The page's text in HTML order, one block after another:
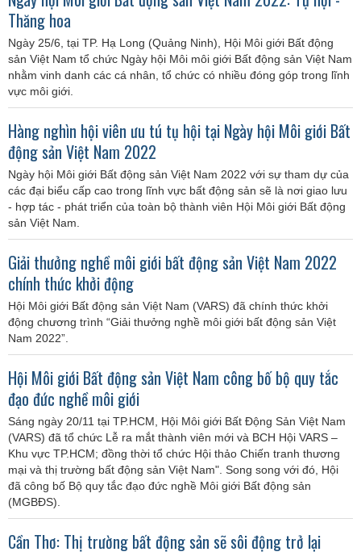
Thăng hoa
Ngày 25/6, tại TP. Hạ Long (Quảng Ninh), Hội Môi giới Bất động
sản Việt Nam tổ chức Ngày hội Môi môi giới Bất động sản Việt Nam
nhằm vinh danh các cá nhân, tổ chức có nhiều đóng góp trong lĩnh
vực môi giới.
Hàng nghìn hội viên ưu tú tụ hội tại Ngày hội Môi giới Bất
động sản Việt Nam 2022
Ngày hội Môi giới Bất động sản Việt Nam 2022 với sự tham dự của
các đại biểu cấp cao trong lĩnh vực bất động sản sẽ là nơi giao lưu
- hợp tác - phát triển của toàn bộ thành viên Hội Môi giới Bất động
sản Việt Nam.
Giải thưởng nghề môi giới bất động sản Việt Nam 2022
chính thức khởi động
Hội Môi giới Bất động sản Việt Nam (VARS) đã chính thức khởi
động chương trình “Giải thưởng nghề môi giới bất động sản Việt
Nam 2022”.
Hội Môi giới Bất động sản Việt Nam công bố bộ quy tắc
đạo đức nghề môi giới
Sáng ngày 20/11 tại TP.HCM, Hội Môi giới Bất Động Sản Việt Nam
(VARS) đã tổ chức Lễ ra mắt thành viên mới và BCH Hội VARS –
Khu vực TP.HCM; đồng thời tổ chức Hội thảo Chiến tranh thương
mại và thị trường bất động sản Việt Nam". Song song với đó, Hội
đã công bố Bộ quy tắc đạo đức nghề Môi giới Bất động sản
(MGBĐS).
Cần Thơ: Thị trường bất động sản sẽ sôi động trở lại